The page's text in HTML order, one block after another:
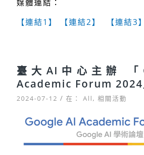
媒體連結：
【連結1】
【連結2】 【連結3】
臺大AI中心主辦 「
Academic Forum 2024
2024-07-12 / 在： All, 相關活動